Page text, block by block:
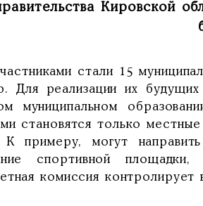
Кировской
стали 15
Для реализации их
муниципальном
становятся только
К примеру, могут
спортивной
комиссия контролирует